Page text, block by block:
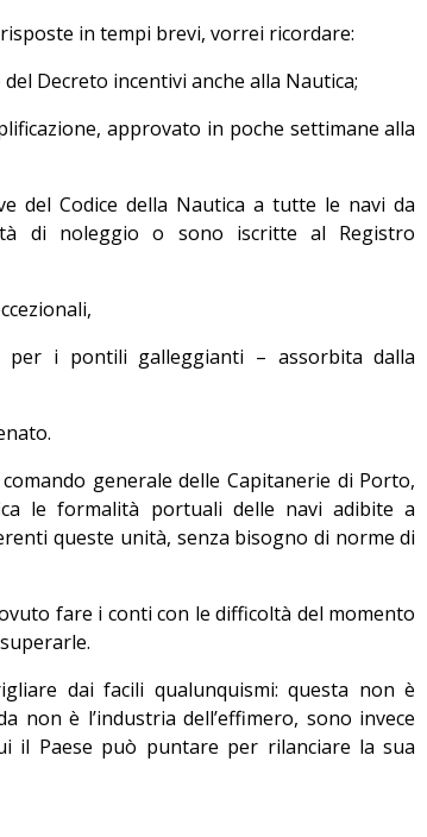
in tempi brevi, vorrei ricordare:
Decreto incentivi anche alla Nautica;
approvato in poche settimane alla
del Codice della Nautica a tutte le navi da
di noleggio o sono iscritte al Registro
per i pontili galleggianti – assorbita dalla
generale delle Capitanerie di Porto,
le formalità portuali delle navi adibite a
queste unità, senza bisogno di norme di
fare i conti con le difficoltà del momento
dai facili qualunquismi: questa non è
non è l’industria dell’effimero, sono invece
il Paese può puntare per rilanciare la sua